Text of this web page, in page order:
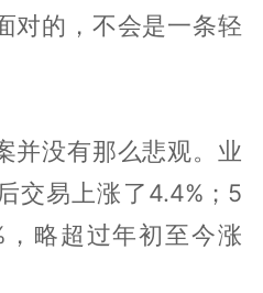
对的，不会是一条轻
并没有那么悲观。业
交易上涨了4.4%；5
，略超过年初至今涨